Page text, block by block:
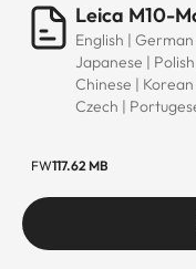
Leica M10-
English |
Japanese |
Chinese |
Czech |
FW117.62 MB